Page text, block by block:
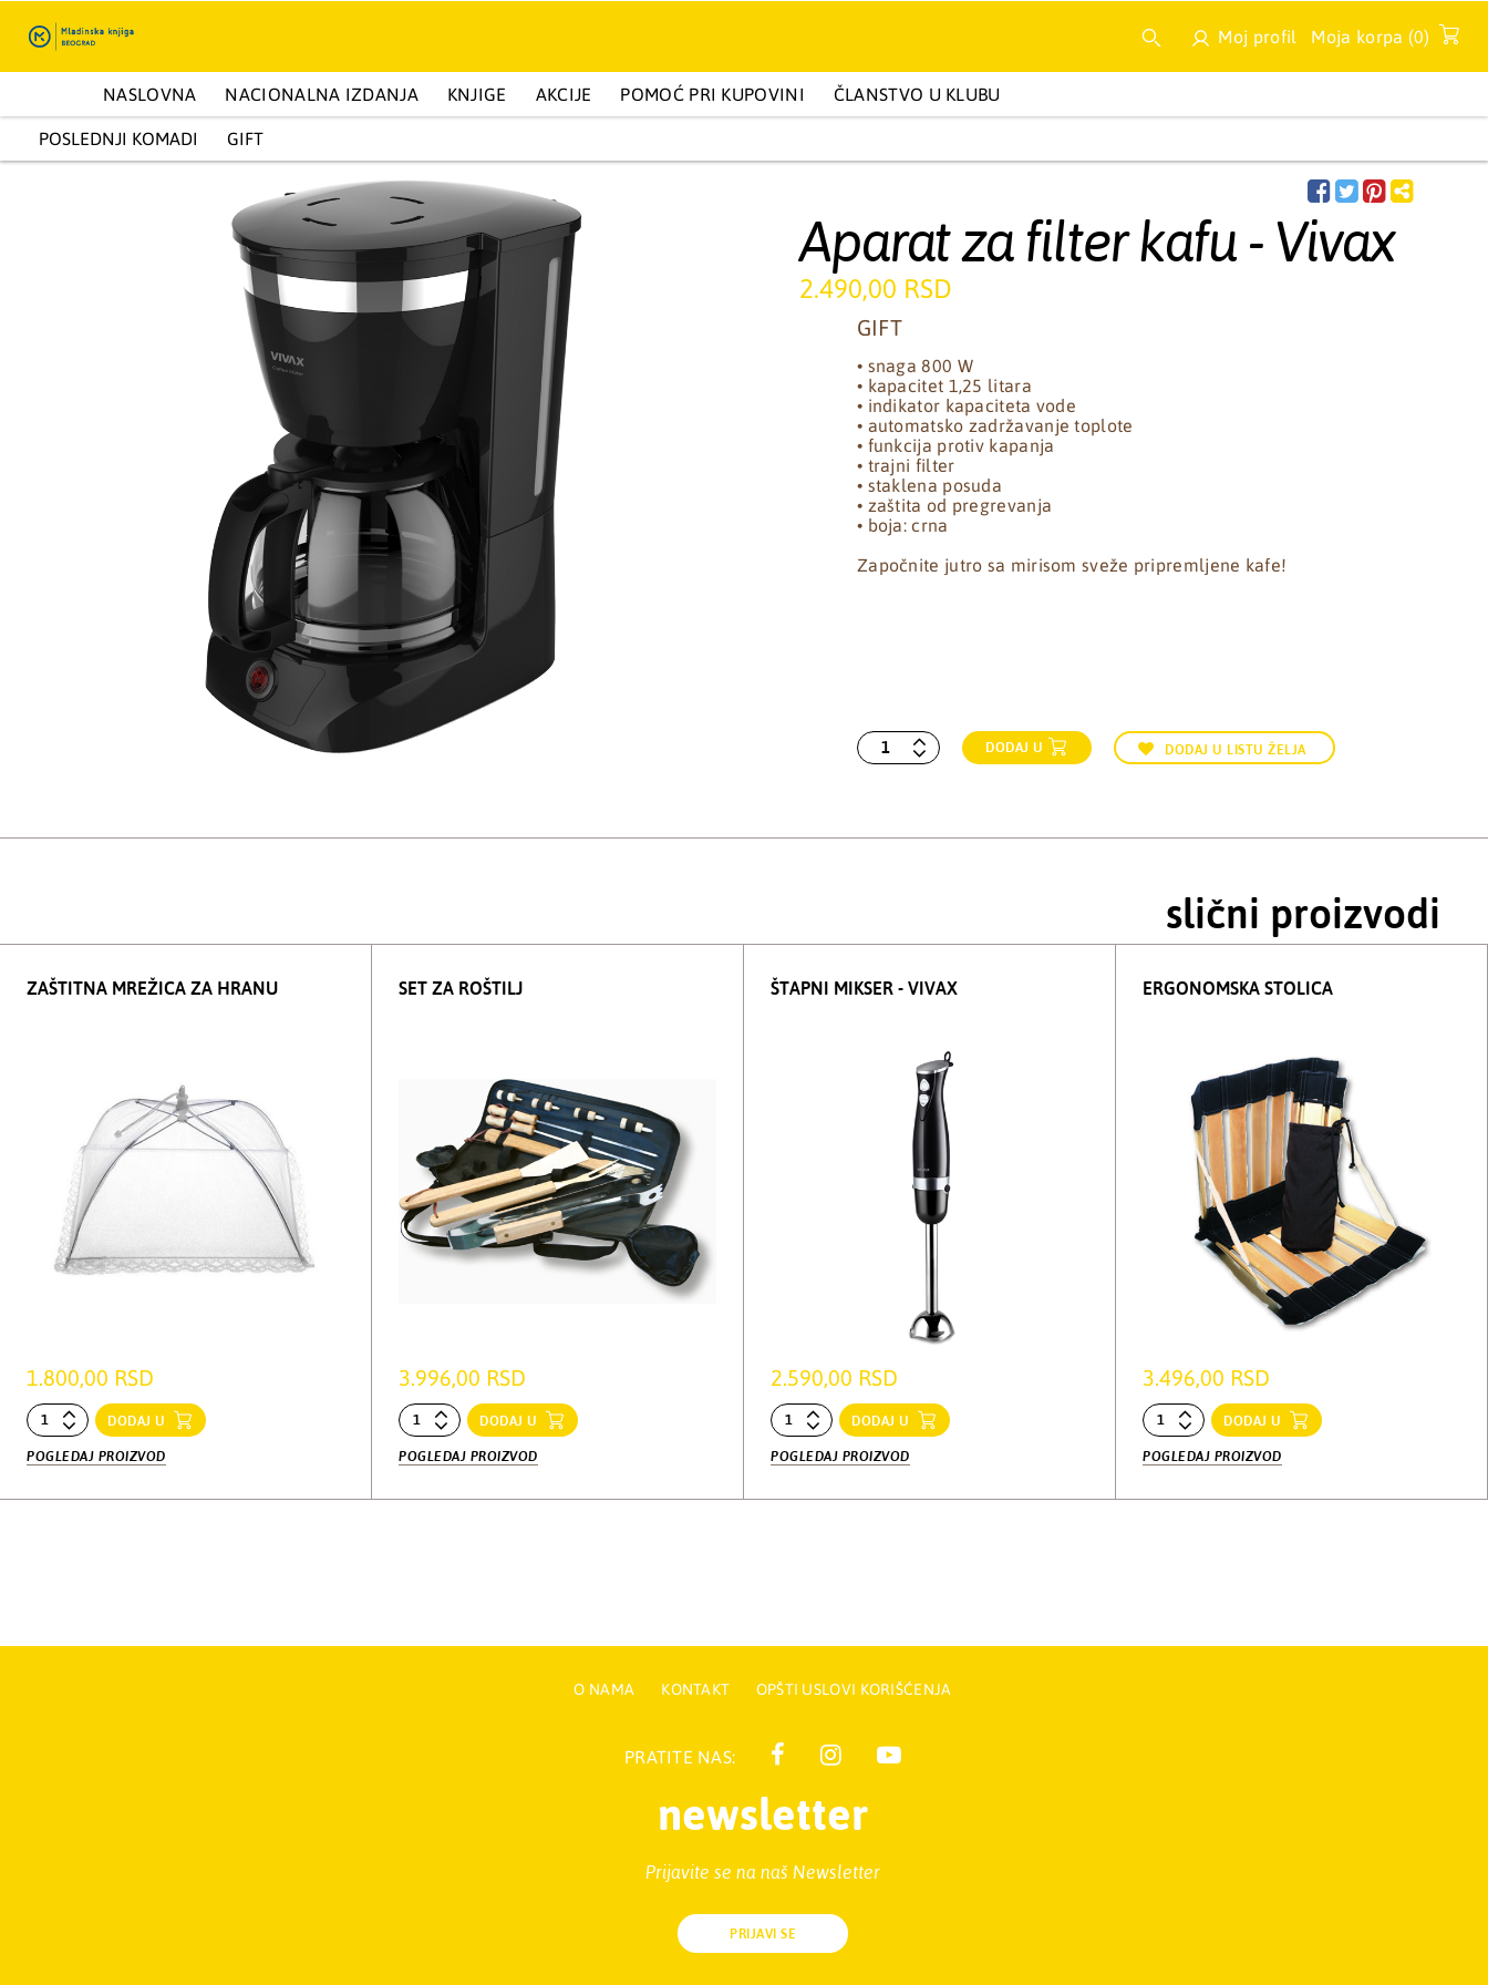
Moj profil Moja korpa (0)
NASLOVNA NACIONALNA IZDANJA KNJIGE
ENCIKLOPEDIJE I KAPITALNA IZDANJA PRIRUČNICI BELETRISTIKA I POPULARNA PSIHOLOGIJA DEČIJA IZDANJA
POSLEDNJI KOMADI GIFT
AKCIJE POMOĆ PRI KUPOVINI ČLANSTVO U KLUBU
Aparat za filter kafu - Vivax
2.490,00 RSD
GIFT
• snaga 800 W
• kapacitet 1,25 litara
• indikator kapaciteta vode
• automatsko zadržavanje toplote
• funkcija protiv kapanja
• trajni filter
• staklena posuda
• zaštita od pregrevanja
• boja: crna
Započnite jutro sa mirisom sveže pripremljene kafe!
DODAJ U DODAJ U LISTU ŽELJA
slični proizvodi
ZAŠTITNA MREŽICA ZA HRANU
1.800,00 RSD
DODAJ U
POGLEDAJ PROIZVOD
SET ZA ROŠTILJ
3.996,00 RSD
DODAJ U
POGLEDAJ PROIZVOD
ŠTAPNI MIKSER - VIVAX
2.590,00 RSD
DODAJ U
POGLEDAJ PROIZVOD
ERGONOMSKA STOLICA
3.496,00 RSD
DODAJ U
POGLEDAJ PROIZVOD
O NAMA KONTAKT OPŠTI USLOVI KORIŠĆENJA
PRATITE NAS:
newsletter
Prijavite se na naš Newsletter